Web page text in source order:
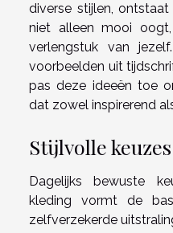
diverse stijlen,
niet alleen mooi
verlengstuk van
voorbeelden uit
pas deze ideeën toe
dat zowel inspirerend
Stijlvolle
Dagelijks bewuste
kleding vormt de
zelfverzekerde